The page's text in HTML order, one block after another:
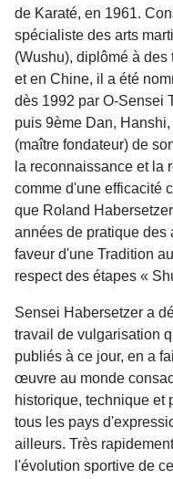
de Karaté, en 1961.
spécialiste des arts
(Wushu), diplômé à
et en Chine, il a été
dès 1992 par O-Sensei
puis 9ème Dan,
(maître fondateur) de
la reconnaissance et la
comme d'une efficacité
que Roland
années de pratique des
faveur d'une Tradition
respect des étapes «
Sensei Habersetzer a
travail de vulgarisation
publiés à ce jour, en a
œuvre au monde
historique, technique et
tous les pays
ailleurs. Très
l'évolution sportive de